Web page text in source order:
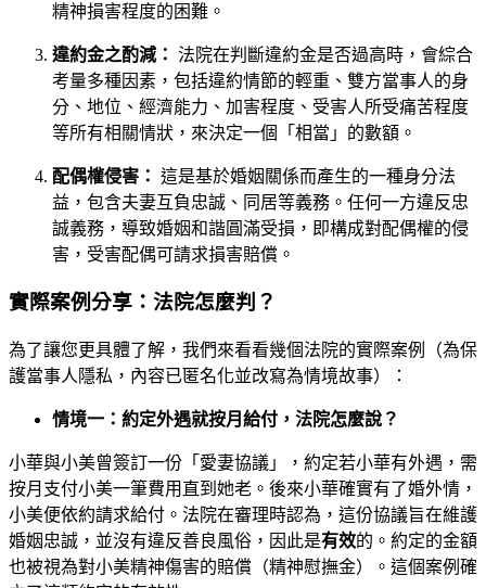
精神損害程度的困難。
違約金之酌減： 法院在判斷違約金是否過高時，會綜合
考量多種因素，包括違約情節的輕重、雙方當事人的身
分、地位、經濟能力、加害程度、受害人所受痛苦程度
等所有相關情狀，來決定一個「相當」的數額。
配偶權侵害： 這是基於婚姻關係而產生的一種身分法
益，包含夫妻互負忠誠、同居等義務。任何一方違反忠
誠義務，導致婚姻和諧圓滿受損，即構成對配偶權的侵
害，受害配偶可請求損害賠償。
實際案例分享：法院怎麼判？
為了讓您更具體了解，我們來看看幾個法院的實際案例（為保
護當事人隱私，內容已匿名化並改寫為情境故事）：
情境一：約定外遇就按月給付，法院怎麼說？
小華與小美曾簽訂一份「愛妻協議」，約定若小華有外遇，需
按月支付小美一筆費用直到她老。後來小華確實有了婚外情，
小美便依約請求給付。法院在審理時認為，這份協議旨在維護
婚姻忠誠，並沒有違反善良風俗，因此是有效的。約定的金額
也被視為對小美精神傷害的賠償（精神慰撫金）。這個案例確